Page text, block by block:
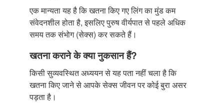
एक मान्यता यह है कि खतना किए गए लिंग का मुंड कम
संवेदनशील होता है, इसलिए पुरुष वीर्यपात से पहले अधिक
समय तक संभोग (सेक्स) कर सकते हैं।
खतना कराने के क्या नुकसान हैं?
किसी सुव्यवस्थित अध्ययन से यह पता नहीं चला है कि
खतना किए जाने से आपके सेक्स जीवन पर कोई बुरा असर
पड़ता है।